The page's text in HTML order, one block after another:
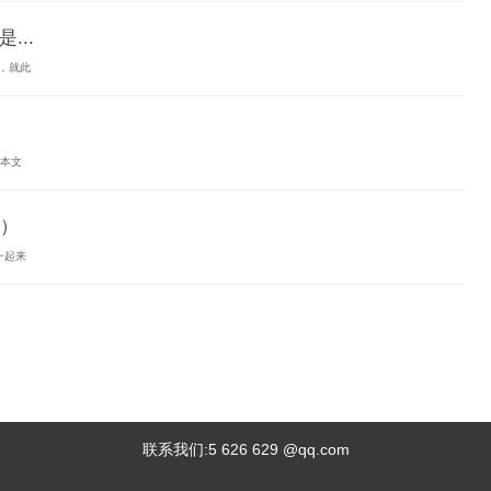
...
就此
文
起来
联系我们:5 626 629 @qq.com